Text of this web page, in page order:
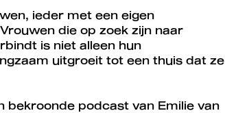
ieder met een eigen
die op zoek zijn naar
is niet alleen hun
uitgroeit tot een thuis dat ze
bekroonde podcast van Emilie van